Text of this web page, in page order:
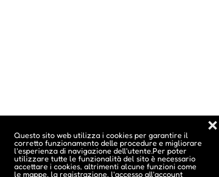
Questo sito web utilizza i cookies per garantire il
corretto funzionamento delle procedure e migliorare
l'esperienza di navigazione dell'utente.Per poter
utilizzare tutte le funzionalità del sito è necessario
accettare i cookies, altrimenti alcune funzioni come
le mappe, la registrazione, l'accesso all'account
❌